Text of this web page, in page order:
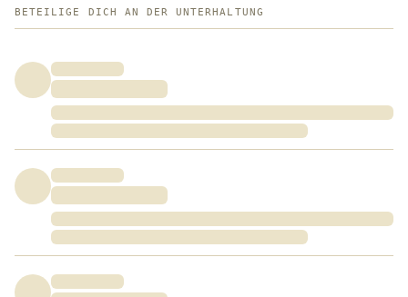
BETEILIGE DICH AN DER UNTERHALTUNG